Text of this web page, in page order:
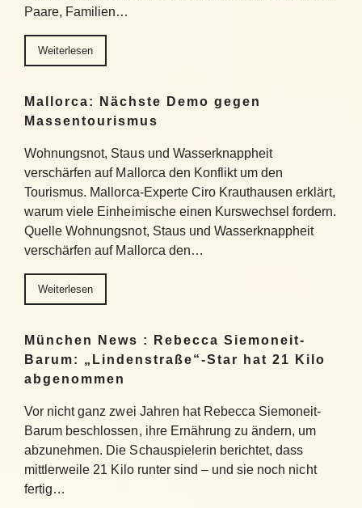
Paare, Familien…
Weiterlesen
Mallorca: Nächste Demo gegen
Massentourismus
Wohnungsnot, Staus und Wasserknappheit
verschärfen auf Mallorca den Konflikt um den
Tourismus. Mallorca-Experte Ciro Krauthausen erklärt,
warum viele Einheimische einen Kurswechsel fordern.
Quelle Wohnungsnot, Staus und Wasserknappheit
verschärfen auf Mallorca den…
Weiterlesen
München News : Rebecca Siemoneit-
Barum: „Lindenstraße“-Star hat 21 Kilo
abgenommen
Vor nicht ganz zwei Jahren hat Rebecca Siemoneit-
Barum beschlossen, ihre Ernährung zu ändern, um
abzunehmen. Die Schauspielerin berichtet, dass
mittlerweile 21 Kilo runter sind – und sie noch nicht
fertig…